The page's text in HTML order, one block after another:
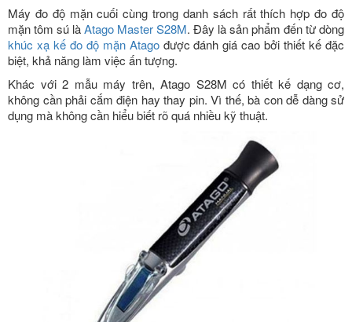
Máy đo độ mặn cuối cùng trong danh sách rất thích hợp đo độ
mặn tôm sú làAtago Master S28M. Đây là sản phẩm đến từ dòng
khúc xạ kế đo độ mặn Atagođược đánh giá cao bởi thiết kế đặc
biệt, khả năng làm việc ấn tượng.
Khác với 2 mẫu máy trên, Atago S28M có thiết kế dạng cơ,
không cần phải cắm điện hay thay pin. Vì thế, bà con dễ dàng sử
dụng mà không cần hiểu biết rõ quá nhiều kỹ thuật.